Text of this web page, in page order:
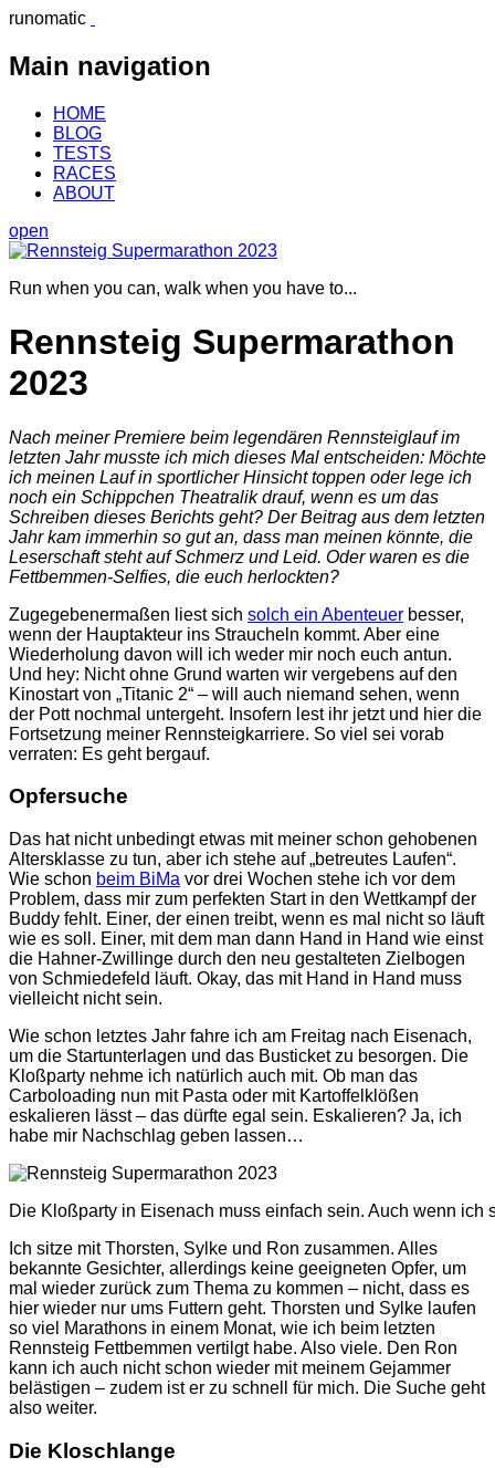
runomatic
Main navigation
HOME
BLOG
TESTS
RACES
ABOUT
open
Run when you can, walk when you have to...
Rennsteig Supermarathon
2023
Nach meiner Premiere beim legendären Rennsteiglauf im
letzten Jahr musste ich mich dieses Mal entscheiden: Möchte
ich meinen Lauf in sportlicher Hinsicht toppen oder lege ich
noch ein Schippchen Theatralik drauf, wenn es um das
Schreiben dieses Berichts geht? Der Beitrag aus dem letzten
Jahr kam immerhin so gut an, dass man meinen könnte, die
Leserschaft steht auf Schmerz und Leid. Oder waren es die
Fettbemmen-Selfies, die euch herlockten?
Zugegebenermaßen liest sich solch ein Abenteuer besser,
wenn der Hauptakteur ins Straucheln kommt. Aber eine
Wiederholung davon will ich weder mir noch euch antun.
Und hey: Nicht ohne Grund warten wir vergebens auf den
Kinostart von „Titanic 2“ – will auch niemand sehen, wenn
der Pott nochmal untergeht. Insofern lest ihr jetzt und hier die
Fortsetzung meiner Rennsteigkarriere. So viel sei vorab
verraten: Es geht bergauf.
Opfersuche
Das hat nicht unbedingt etwas mit meiner schon gehobenen
Altersklasse zu tun, aber ich stehe auf „betreutes Laufen“.
Wie schon beim BiMa vor drei Wochen stehe ich vor dem
Problem, dass mir zum perfekten Start in den Wettkampf der
Buddy fehlt. Einer, der einen treibt, wenn es mal nicht so läuft
wie es soll. Einer, mit dem man dann Hand in Hand wie einst
die Hahner-Zwillinge durch den neu gestalteten Zielbogen
von Schmiedefeld läuft. Okay, das mit Hand in Hand muss
vielleicht nicht sein.
Wie schon letztes Jahr fahre ich am Freitag nach Eisenach,
um die Startunterlagen und das Busticket zu besorgen. Die
Kloßparty nehme ich natürlich auch mit. Ob man das
Carboloading nun mit Pasta oder mit Kartoffelklößen
eskalieren lässt – das dürfte egal sein. Eskalieren? Ja, ich
habe mir Nachschlag geben lassen…
Die Kloßparty in Eisenach muss einfach sein. Auch wenn ich
Ich sitze mit Thorsten, Sylke und Ron zusammen. Alles
bekannte Gesichter, allerdings keine geeigneten Opfer, um
mal wieder zurück zum Thema zu kommen – nicht, dass es
hier wieder nur ums Futtern geht. Thorsten und Sylke laufen
so viel Marathons in einem Monat, wie ich beim letzten
Rennsteig Fettbemmen vertilgt habe. Also viele. Den Ron
kann ich auch nicht schon wieder mit meinem Gejammer
belästigen – zudem ist er zu schnell für mich. Die Suche geht
also weiter.
Die Kloschlange